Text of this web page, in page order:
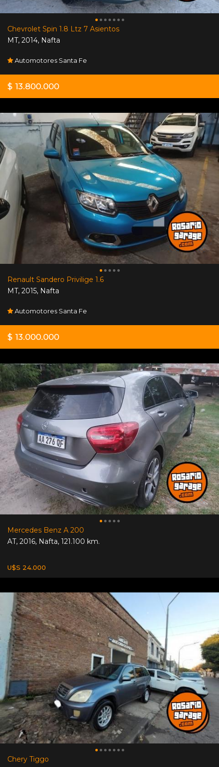
Chevrolet Spin 1.8 Ltz 7 Asientos
MT, 2014, Nafta
Automotores Santa Fe
$ 13.800.000
Renault Sandero Privilige 1.6
MT, 2015, Nafta
Automotores Santa Fe
$ 13.000.000
Mercedes Benz A 200
AT, 2016, Nafta, 121.100 km.
U$S 24.000
Chery Tiggo